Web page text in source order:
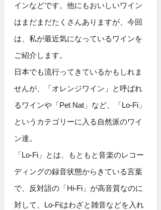
インなどです。他にもおいしいワイン
はまだまだたくさんありますが、今回
は、私が最近気になっているワインを
ご紹介します。
日本でも流行ってきているかもしれま
せんが、「オレンジワイン」と呼ばれ
るワインや「Pet Nat」など、「Lo-Fi」
というカテゴリーに入る自然派のワイ
ン達。
「Lo-Fi」とは、もともと音楽のレコー
ディングの録音状態からきている言葉
で、反対語の「Hi-Fi」が高音質なのに
対して、Lo-Fiはわざと雑音などを入れ